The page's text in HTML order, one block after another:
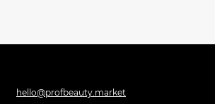
hello@profbeauty.market